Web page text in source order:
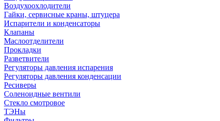
Воздухоохлодители
Гайки, сервисные краны, штуцера
Испарители и конденсаторы
Клапаны
Маслоотделители
Прокладки
Разветвители
Регуляторы давления испарения
Регуляторы давления конденсации
Ресиверы
Соленоидные вентили
Стекло смотровое
ТЭНы